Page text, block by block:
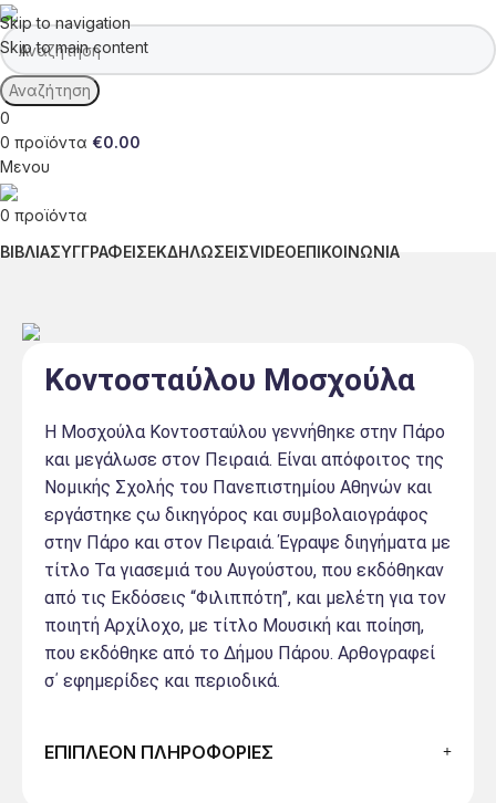
Skip to navigation
Skip to main content
Αναζήτηση
0
0 προϊόντα €0.00
Μενου
0 προϊόντα
ΒΙΒΛΙΑΣΥΓΓΡΑΦΕΙΣΕΚΔΗΛΩΣΕΙΣVIDEOΕΠΙΚΟΙΝΩΝΙΑ
Κοντοσταύλου Μοσχούλα
Η Μοσχούλα Κοντοσταύλου γεννήθηκε στην Πάρο
και μεγάλωσε στον Πειραιά. Είναι απόφοιτος της
Νομικής Σχολής του Πανεπιστημίου Αθηνών και
εργάστηκε ςω δικηγόρος και συμβολαιογράφος
στην Πάρο και στον Πειραιά. Έγραψε διηγήματα με
τίτλο Τα γιασεμιά του Αυγούστου, που εκδόθηκαν
από τις Εκδόσεις “Φιλιππότη”, και μελέτη για τον
ποιητή Αρχίλοχο, με τίτλο Μουσική και ποίηση,
που εκδόθηκε από το Δήμου Πάρου. Αρθογραφεί
σ΄ εφημερίδες και περιοδικά.
ΕΠΙΠΛΕΟΝ ΠΛΗΡΟΦΟΡΙΕΣ